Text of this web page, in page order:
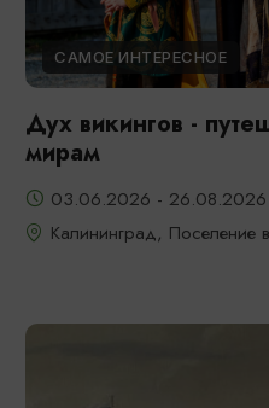
САМОЕ ИНТЕРЕСНОЕ
Дух викингов -
мирам
03.06.2026 - 26.08.2026
Калининград, Поселение